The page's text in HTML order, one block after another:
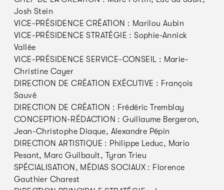
Josh Stein
VICE-PRÉSIDENCE CRÉATION : Marilou Aubin
VICE-PRÉSIDENCE STRATÉGIE : Sophie-Annick
Vallée
VICE-PRÉSIDENCE SERVICE-CONSEIL : Marie-
Christine Cayer
DIRECTION DE CRÉATION EXÉCUTIVE : François
Sauvé
DIRECTION DE CRÉATION : Frédéric Tremblay
CONCEPTION-RÉDACTION : Guillaume Bergeron,
Jean-Christophe Diaque, Alexandre Pépin
DIRECTION ARTISTIQUE : Philippe Leduc, Mario
Pesant, Marc Guilbault, Tyran Trieu
SPÉCIALISATION, MÉDIAS SOCIAUX : Florence
Gauthier Charest